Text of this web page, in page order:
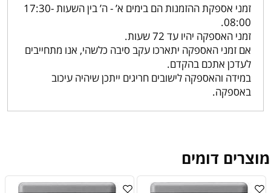
זמני אספקת ההזמנות הם בימים א’ - ה’ בין השעות 17:30-
08:00.
זמני האספקה יהיו עד 72 שעות.
אם זמני האספקה יתארכו עקב סיבה כלשהי, אנו מתחייבים
לעדכן אתכם בהקדם.
במידה והאספקה לישובים חריגים ייתכן שיהיה עיכוב
באספקה.
מוצרים דומים